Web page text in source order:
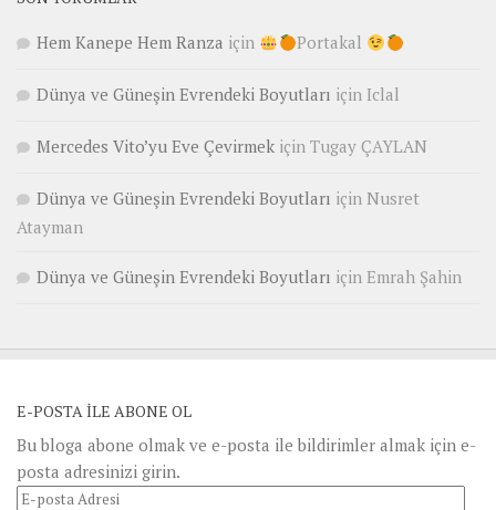
Hem Kanepe Hem Ranza için Portakal
Dünya ve Güneşin Evrendeki Boyutları için Iclal
Mercedes Vito’yu Eve Çevirmek için Tugay ÇAYLAN
Dünya ve Güneşin Evrendeki Boyutları için Nusret
Atayman
Dünya ve Güneşin Evrendeki Boyutları için Emrah Şahin
E-POSTA ILE ABONE OL
Bu bloga abone olmak ve e-posta ile bildirimler almak için e-
posta adresinizi girin.
E-